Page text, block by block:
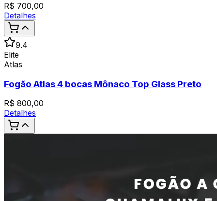
R$ 700,00
Detalhes
9.4
Elite
Atlas
Fogão Atlas 4 bocas Mônaco Top Glass Preto
R$ 800,00
Detalhes